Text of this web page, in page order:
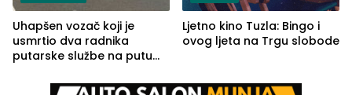
Uhapšen vozač koji je
usmrtio dva radnika
putarske službe na putu
(FOTO)
Ljetno kino Tuzla: Bingo i
ovog ljeta na Trgu slobode